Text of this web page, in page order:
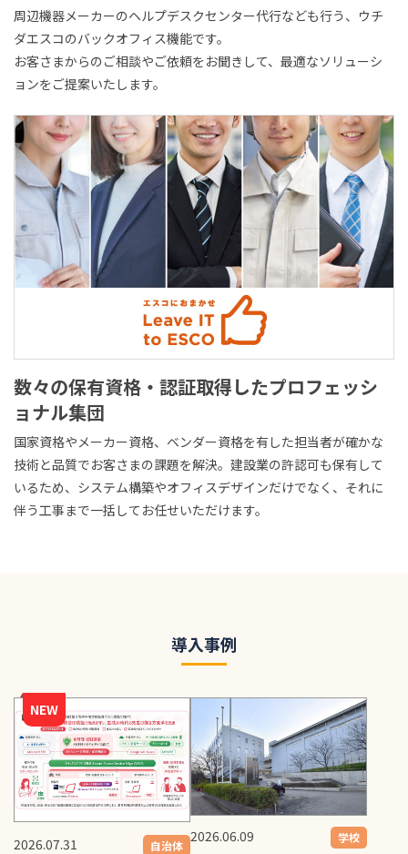
周辺機器メーカーのヘルプデスクセンター代行なども行う、ウチ
ダエスコのバックオフィス機能です。
お客さまからのご相談やご依頼をお聞きして、最適なソリューシ
ョンをご提案いたします。
数々の保有資格・認証取得したプロフェッシ
ョナル集団
国家資格やメーカー資格、ベンダー資格を有した担当者が確かな
技術と品質でお客さまの課題を解決。建設業の許認可も保有して
いるため、システム構築やオフィスデザインだけでなく、それに
伴う工事まで一括してお任せいただけます。
導入事例
2026.07.31 自治体
2026.06.09 学校